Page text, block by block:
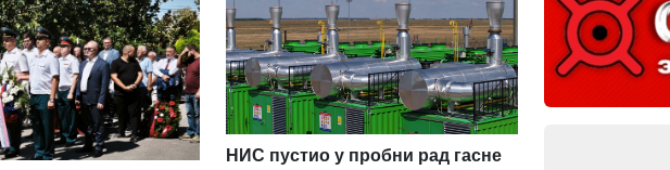
НИС пустио у пробни рад гасне